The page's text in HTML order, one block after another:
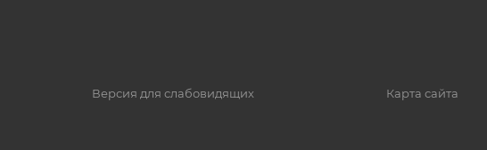
Версия для слабовидящих Карта сайта